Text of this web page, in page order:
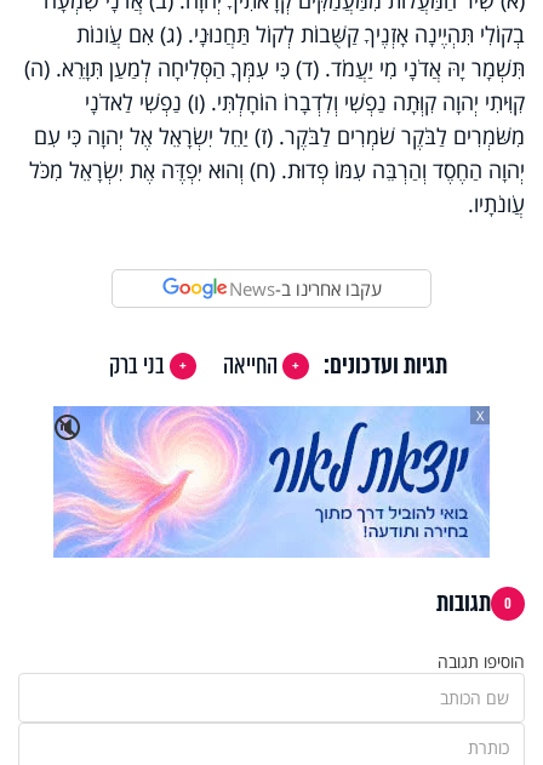
בְקוֹלִי תִּהְיֶינָה אָזְנֶיךָ קַשֻּׁבוֹת לְקוֹל תַּחֲנוּנָי. (ג) אִם עֲו‍ֹנוֹת
תִּשְׁמָר יָהּ אֲדֹנָי מִי יַעֲמֹד. (ד) כִּי עִמְּךָ הַסְּלִיחָה לְמַעַן תִּוָּרֵא. (ה)
קִוִּיתִי יְהוָה קִוְּתָה נַפְשִׁי וְלִדְבָרוֹ הוֹחָלְתִּי. (ו) נַפְשִׁי לַאדֹנָי
מִשֹּׁמְרִים לַבֹּקֶר שֹׁמְרִים לַבֹּקֶר. (ז) יַחֵל יִשְׂרָאֵל אֶל יְהוָה כִּי עִם
יְהוָה הַחֶסֶד וְהַרְבֵּה עִמּוֹ פְדוּת. (ח) וְהוּא יִפְדֶּה אֶת יִשְׂרָאֵל מִכֹּל
עֲו‍ֹנֹתָיו.
עקבו אחרינו ב-News
תגיות ועדכונים: החייאה
בני ברק
🔇
X
0 תגובות
הוסיפו תגובה